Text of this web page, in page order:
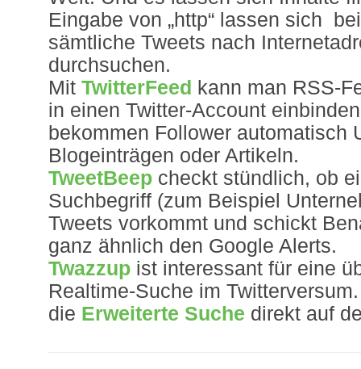
Eingabe von „http“ lassen sich
sämtliche Tweets nach
durchsuchen.
Mit TwitterFeed kann man RSS-
in einen Twitter-Account
bekommen Follower automatisch
Blogeinträgen oder Artikeln.
TweetBeep checkt stündlich, ob
Suchbegriff (zum Beispiel
Tweets vorkommt und schickt
ganz ähnlich den Google Alerts.
Twazzup ist interessant für eine
Realtime-Suche im
die Erweiterte Suche direkt auf